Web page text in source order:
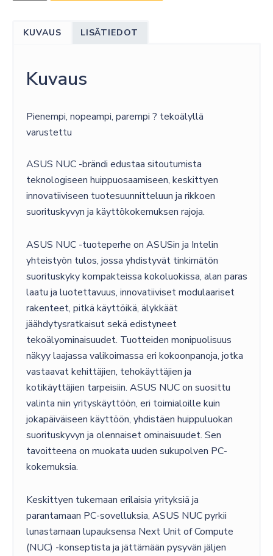
(SLIM)/C3-
RAM/NO-
SSD/NO-
määrä
KUVAUS LISÄTIEDOT
Kuvaus
Pienempi, nopeampi, parempi ? tekoälyllä
varustettu
ASUS NUC -brändi edustaa sitoutumista
teknologiseen huippuosaamiseen, keskittyen
innovatiiviseen tuotesuunnitteluun ja rikkoen
suorituskyvyn ja käyttökokemuksen rajoja.
ASUS NUC -tuoteperhe on ASUSin ja Intelin
yhteistyön tulos, jossa yhdistyvät tinkimätön
suorituskyky kompakteissa kokoluokissa, alan paras
laatu ja luotettavuus, innovatiiviset modulaariset
rakenteet, pitkä käyttöikä, älykkäät
jäähdytysratkaisut sekä edistyneet
tekoälyominaisuudet. Tuotteiden monipuolisuus
näkyy laajassa valikoimassa eri kokoonpanoja, jotka
vastaavat kehittäjien, tehokäyttäjien ja
kotikäyttäjien tarpeisiin. ASUS NUC on suosittu
valinta niin yrityskäyttöön, eri toimialoille kuin
jokapäiväiseen käyttöön, yhdistäen huippuluokan
suorituskyvyn ja olennaiset ominaisuudet. Sen
tavoitteena on muokata uuden sukupolven PC-
kokemuksia.
Keskittyen tukemaan erilaisia yrityksiä ja
parantamaan PC-sovelluksia, ASUS NUC pyrkii
lunastamaan lupauksensa Next Unit of Compute
(NUC) -konseptista ja jättämään pysyvän jäljen